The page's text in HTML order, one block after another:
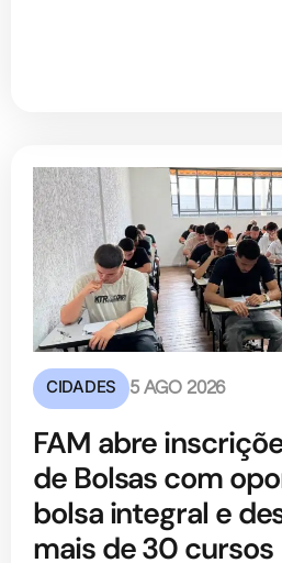
CIDADES 5 AGO 2026
FAM abre
de Bolsas com
bolsa integral e
mais de 30 cursos